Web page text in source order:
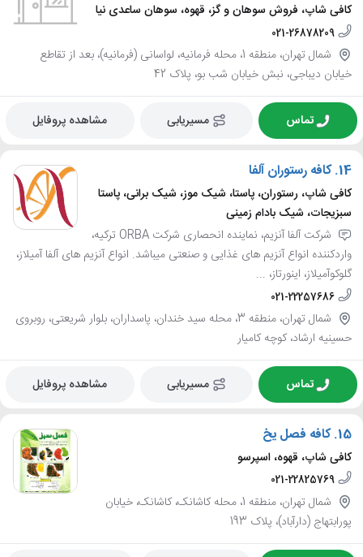
کافی شاپ، فروش سوهان و گز، قهوه، سوهان ساعدی نیا
021-26878209
شمال تهران، منطقه 1، محله فرمانیه، لواسانی (فرمانیه)، بعد از تقاطع
خیابان دیباجی، نبش خیابان شب بو، پلاک 42
تماس مسیریابی مشاهده پروفایل
14. کافه رستوران آلفا
کافی شاپ، رستوران، پاستا، شیک موز، شیک برانی، پاستا
سبزیجات، شیک بادام زمینی
شرکت آلفا آنزیم، نماینده انحصاری شرکت ORBA ترکیه،
واردکننده انواع آنزیم های غذایی و صنعتی میباشد. انواع آنزیم های آلفا آمیلاز،
گلوکوآمیلاز، اینورتاز، ...
021-22257686
شمال تهران، منطقه 3، محله سید خندان، پاسداران، بلوار شریعتی، روبروی
حسینیه ارشاد، کوچه کامیار
تماس مسیریابی مشاهده پروفایل
15. کافه فصل یخ
کافی شاپ، قهوه، اسپرسو
021-22825769
شمال تهران، منطقه 1، محله کاشانک، کاشانک، خیابان
پورابتهاج (دارآباد)، پلاک 193